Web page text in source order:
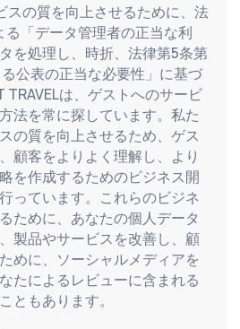
スの質を向上させるために、法
「データ管理者の正当な利
を処理し、時折、法律第5条第
公表の正当な必要性」に基づ
は、ゲストへのサービ
法を常に探しています。私た
の質を向上させるため、ゲス
顧客をよりよく理解し、より
を作成するためのビジネス開
っています。これらのビジネ
ために、あなたの個人データ
製品やサービスを改善し、顧
めに、ソーシャルメディアを
たによるレビューに含まれる
ともあります。